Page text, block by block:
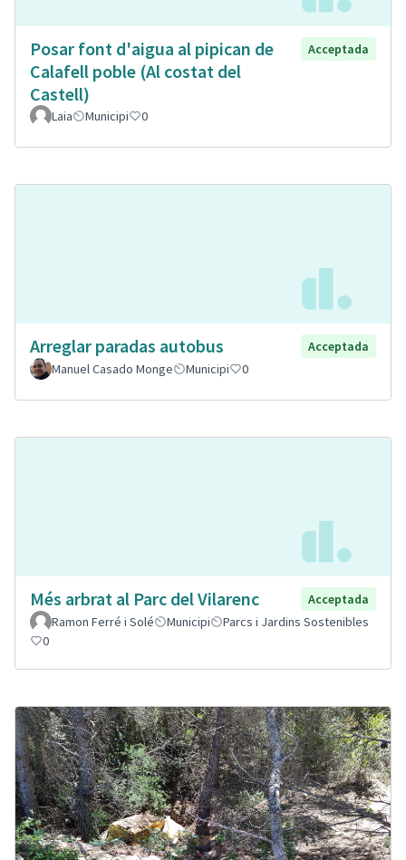
Posar font d'aigua al pipican de
Calafell poble (Al costat del
Castell)
Acceptada
Laia Municipi 0
Arreglar paradas autobus
Acceptada
Manuel Casado Monge
Municipi 0
Més arbrat al Parc del Vilarenc
Acceptada
Ramon Ferré i Solé
Municipi
Parcs i Jardins Sostenibles
0